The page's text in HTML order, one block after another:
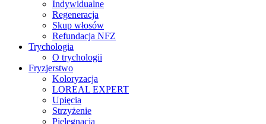
Indywidualne
Regeneracja
Skup włosów
Refundacja NFZ
Trychologia
O trychologii
Fryzjerstwo
Koloryzacja
LOREAL EXPERT
Upięcia
Strzyżenie
Pielęgnacja